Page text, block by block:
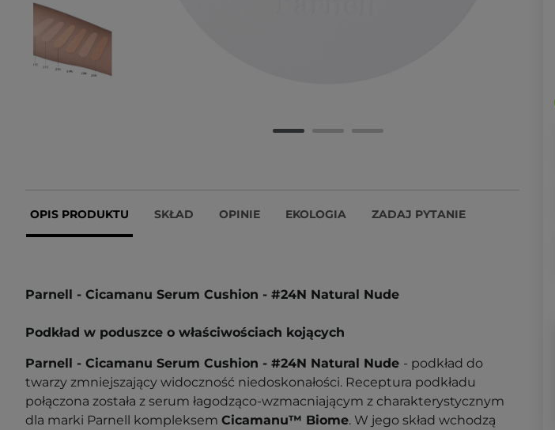
OPIS PRODUKTU SKŁAD OPINIE EKOLOGIA ZADAJ PYTANIE
Parnell - Cicamanu Serum Cushion - #24N Natural Nude
Podkład w poduszce o właściwościach kojących
Parnell - Cicamanu Serum Cushion - #24N Natural Nude - podkład do
twarzy zmniejszający widoczność niedoskonałości. Receptura podkładu
połączona została z serum łagodząco-wzmacniającym z charakterystycznym
dla marki Parnell kompleksem Cicamanu™ Biome. W jego skład wchodzą